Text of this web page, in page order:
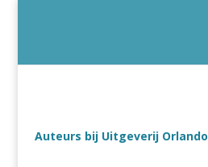
Auteurs bij Uitgeverij Orlando